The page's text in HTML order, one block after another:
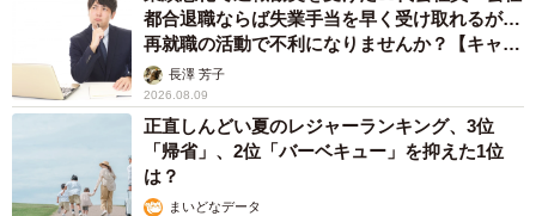
隙間なくオムツを詰めることで三つ子ちゃんのイタズラを防止している
そう（提供：@sattun042さん）
ーー妊娠がわかってから出産するまでに印象に残っている
「妊娠検査薬が陽性だったので、次の日産婦人科へ行く
都合退職ならば失業手当を早く受け取れるが…
再就職の活動で不利になりませんか？【キャリ
アカウンセラーが解説】
長澤 芳子
2026.08.09
正直しんどい夏のレジャーランキング、3位
「帰省」、2位「バーベキュー」を抑えた1位
は？
まいどなデータ